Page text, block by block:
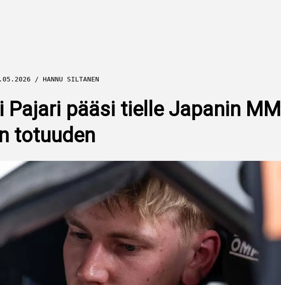
HANNU SILTANEN
Pajari pääsi tielle Japanin
totuuden